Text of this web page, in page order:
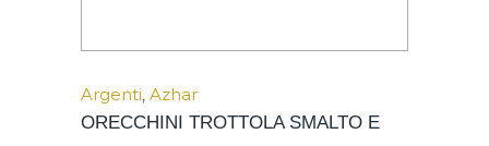
Argenti Azhar
ORECCHINI TROTTOLA SMALTO E